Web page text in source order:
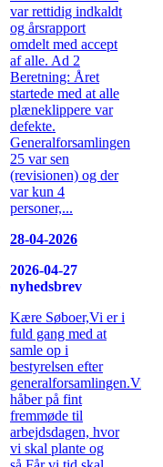
var rettidig indkaldt
og årsrapport
omdelt med accept
af alle. Ad 2
Beretning: Året
startede med at alle
plæneklippere var
defekte.
Generalforsamlingen
25 var sen
(revisionen) og der
var kun 4
personer,...
28-04-2026
2026-04-27
nyhedsbrev
Kære Søboer,Vi er i
fuld gang med at
samle op i
bestyrelsen efter
generalforsamlingen.Vi
håber på fint
fremmøde til
arbejdsdagen, hvor
vi skal plante og